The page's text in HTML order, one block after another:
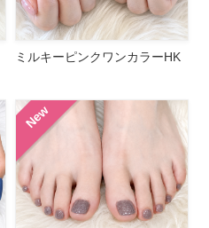
ミルキーピンクワンカラーHK
New